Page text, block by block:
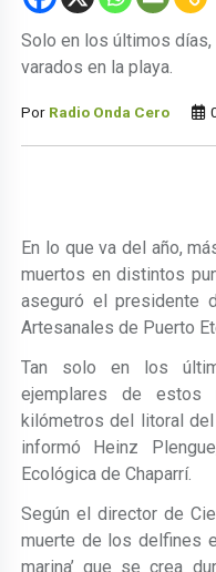
Solo en los últimos
varados en la playa.
Por Radio Onda Cero
En lo que va del año,
muertos en distintos
aseguró el presidente
Artesanales de Puerto
Tan solo en los
ejemplares de
kilómetros del litoral
informó Heinz
Ecológica de Chaparrí.
Según el director de
muerte de los delfines
marina’ que se crea